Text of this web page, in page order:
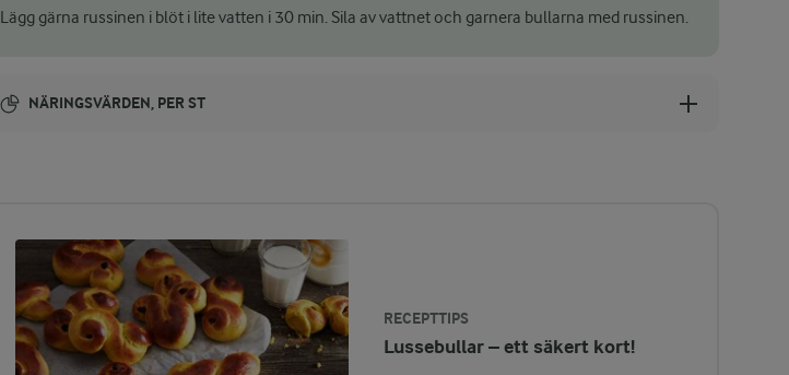
Lägg gärna russinen i blöt i lite vatten i 30 min. Sila av vattnet och garnera bullarna med russinen.
NÄRINGSVÄRDEN, PER ST
ENERGIDISTRIBUTION %
NÄRINGSVÄRDEN PER ST
Fiber:
-
1,2 g RECEPTTIPS
Lussebullar – ett säkert kort!